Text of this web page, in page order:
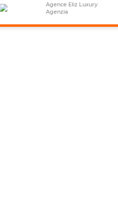
Agence Eliz Luxury
Agenzia